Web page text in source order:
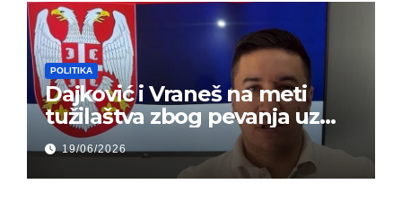
POLITIKA
Dajković i Vraneš na meti
tužilaštva zbog pevanja uz
gusle
19/06/2026